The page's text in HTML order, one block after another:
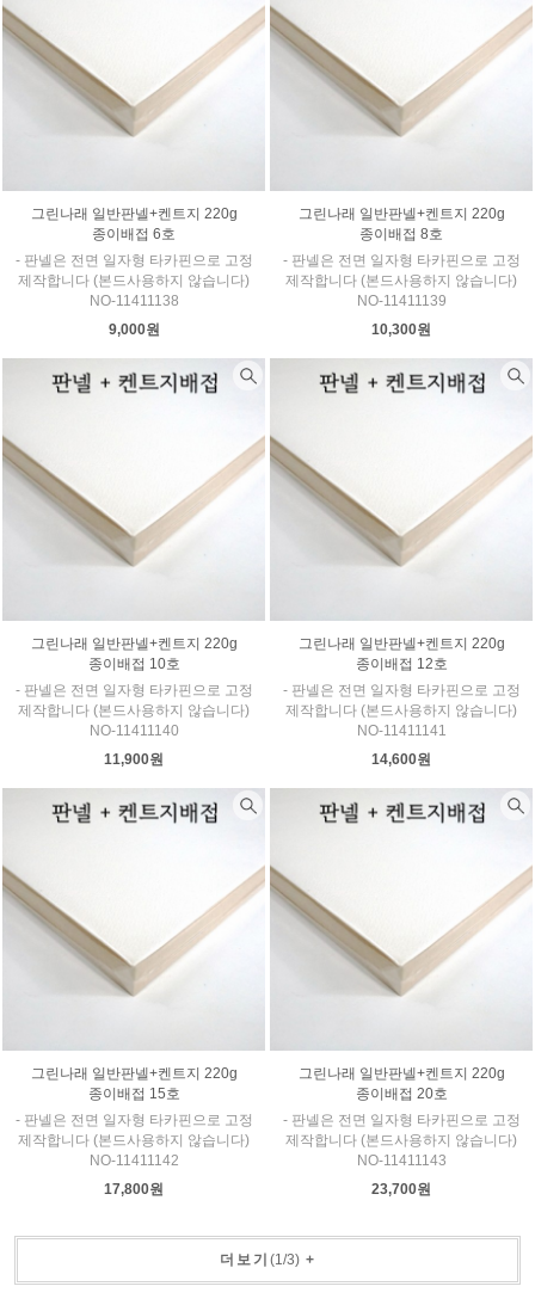
그린나래 일반판넬+켄트지 220g
종이배접 6호
- 판넬은 전면 일자형 타카핀으로 고정
제작합니다 (본드사용하지 않습니다)
NO-11411138
9,000원
그린나래 일반판넬+켄트지 220g
종이배접 8호
- 판넬은 전면 일자형 타카핀으로 고정
제작합니다 (본드사용하지 않습니다)
NO-11411139
10,300원
그린나래 일반판넬+켄트지 220g
종이배접 10호
- 판넬은 전면 일자형 타카핀으로 고정
제작합니다 (본드사용하지 않습니다)
NO-11411140
11,900원
그린나래 일반판넬+켄트지 220g
종이배접 12호
- 판넬은 전면 일자형 타카핀으로 고정
제작합니다 (본드사용하지 않습니다)
NO-11411141
14,600원
그린나래 일반판넬+켄트지 220g
종이배접 15호
- 판넬은 전면 일자형 타카핀으로 고정
제작합니다 (본드사용하지 않습니다)
NO-11411142
17,800원
그린나래 일반판넬+켄트지 220g
종이배접 20호
- 판넬은 전면 일자형 타카핀으로 고정
제작합니다 (본드사용하지 않습니다)
NO-11411143
23,700원
더보기 (1/3)+